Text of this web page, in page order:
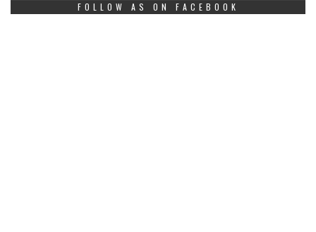
FOLLOW AS ON FACEBOOK